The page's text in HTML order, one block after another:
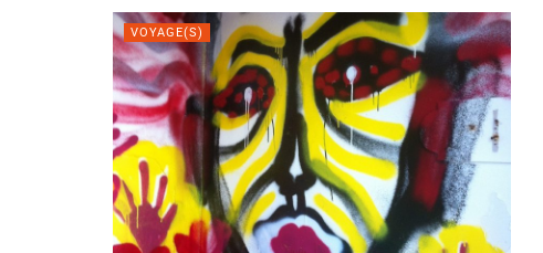
VOYAGE(S)